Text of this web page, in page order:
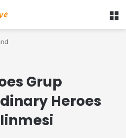
Grup
Heroes